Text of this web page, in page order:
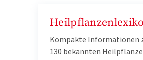
Kompakte Informationen
130 bekannten